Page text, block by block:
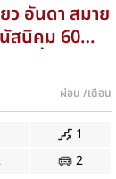
ว อันดา สมาย
สนิคม 60
งน้ำ ฟรีของ
ชลบุรี ใกล้
74/0002
ผ่อน /เดือน
1
2